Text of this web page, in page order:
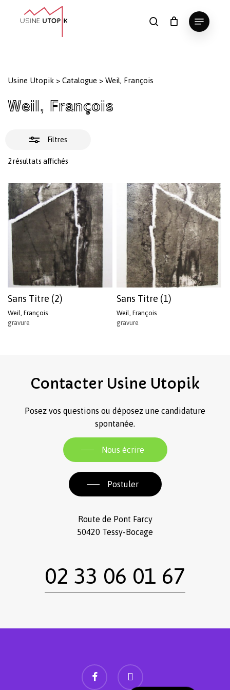
search
Menu
Panier Fermer
le
Usine Utopik > Catalogue > Weil, François
Weil, François
Filtres
2 résultats affichés
récent
au
plus
ancien
Fermer
les
Sans Titre (2)
Weil, François
gravure
Sans Titre (1)
Weil, François
gravure
Contacter Usine Utopik
Posez vos questions ou déposez une candidature
spontanée.
Nous écrire
Postuler
Route de Pont Farcy
50420 Tessy-Bocage
02 33 06 01 67
facebook instagram
Close